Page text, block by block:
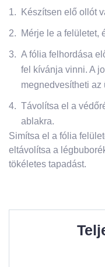
Készítsen elő ollót
Mérje le a felületet,
A fólia felhordása
fel kívánja vinni. A
megnedvesítheti az
Távolítsa el a
ablakra.
Simítsa el a fólia
eltávolítsa a
tökéletes tapadást.